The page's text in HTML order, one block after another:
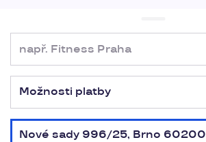
Možnosti platby
Nové sady 996/25, Brno 60200